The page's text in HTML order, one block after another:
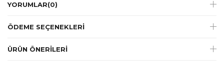
YORUMLAR(0)
ÖDEME SEÇENEKLERI
ÜRÜN ÖNERILERI